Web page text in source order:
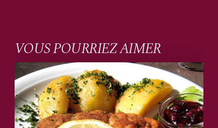
VOUS POURRIEZ AIMER